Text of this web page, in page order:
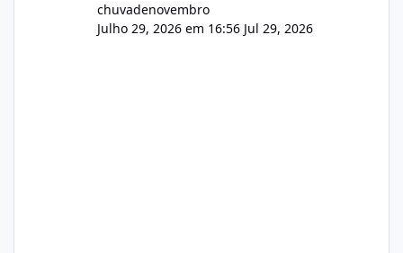
chuvadenovembro
Julho 29, 2026 em 16:56 Jul 29, 2026